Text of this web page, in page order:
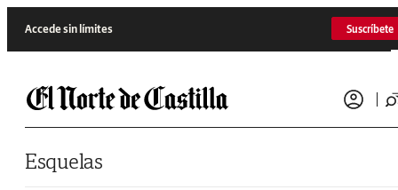
Accede sin límites Suscríbete
Esquelas